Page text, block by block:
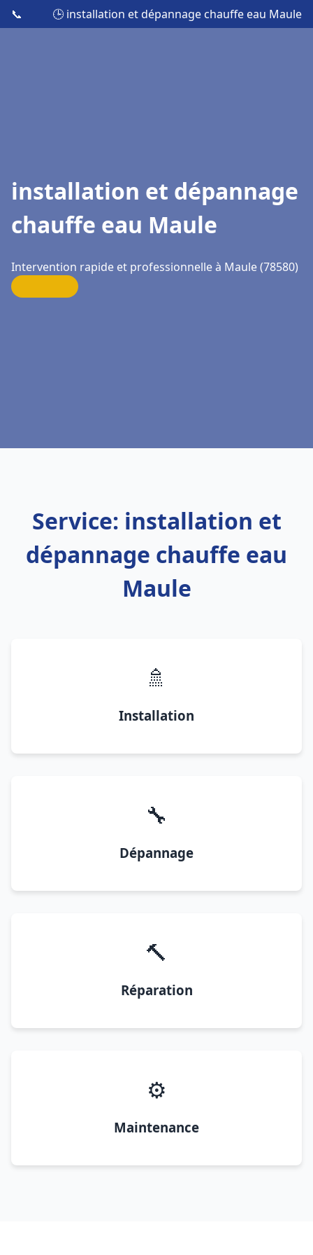
📞 🕒 installation et dépannage chauffe eau Maule
installation et dépannage
chauffe eau Maule
Intervention rapide et professionnelle à Maule (78580)
Service: installation et
dépannage chauffe eau
Maule
🚿
Installation
🔧
Dépannage
🔨
Réparation
⚙️
Maintenance